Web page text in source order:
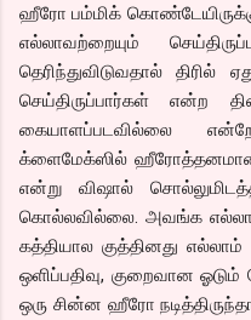
ஹீரோ பம்மிக்
எல்லாவற்றையும்
தெரிந்துவிடுவதால்
செய்திருப்பார்கள் என்ற
கையாளப்படவில்லை
க்ளைமேக்ஸில்
என்று விஷால்
கொல்லவில்லை. அவங்க
கத்தியால குத்தினது
ஒளிப்பதிவு, குறைவான
ஒரு சின்ன ஹீரோ